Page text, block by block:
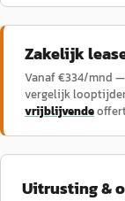
Zakelijk
Vanaf €334/mnd
vergelijk
vrijblijvende
Uitrusting &